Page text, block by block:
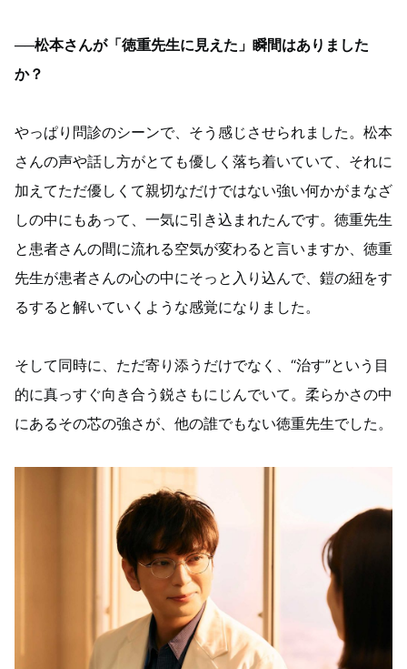
──松本さんが「徳重先生に見えた」瞬間はありました
か？
やっぱり問診のシーンで、そう感じさせられました。松本
さんの声や話し方がとても優しく落ち着いていて、それに
加えてただ優しくて親切なだけではない強い何かがまなざ
しの中にもあって、一気に引き込まれたんです。徳重先生
と患者さんの間に流れる空気が変わると言いますか、徳重
先生が患者さんの心の中にそっと入り込んで、鎧の紐をす
るすると解いていくような感覚になりました。
そして同時に、ただ寄り添うだけでなく、“治す”という目
的に真っすぐ向き合う鋭さもにじんでいて。柔らかさの中
にあるその芯の強さが、他の誰でもない徳重先生でした。